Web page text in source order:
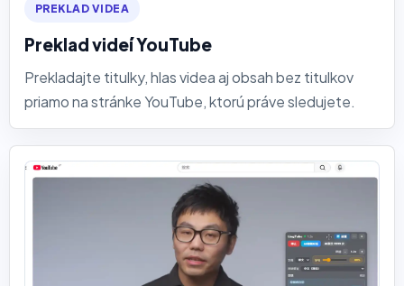
PREKLAD VIDEA
Preklad videí YouTube
Prekladajte titulky, hlas videa aj obsah bez titulkov
priamo na stránke YouTube, ktorú práve sledujete.